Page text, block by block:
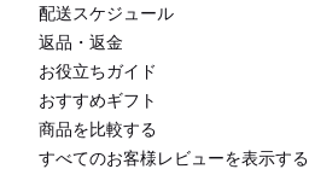
配送スケジュール
返品・返金
お役立ちガイド
おすすめギフト
商品を比較する
すべてのお客様レビューを表示する